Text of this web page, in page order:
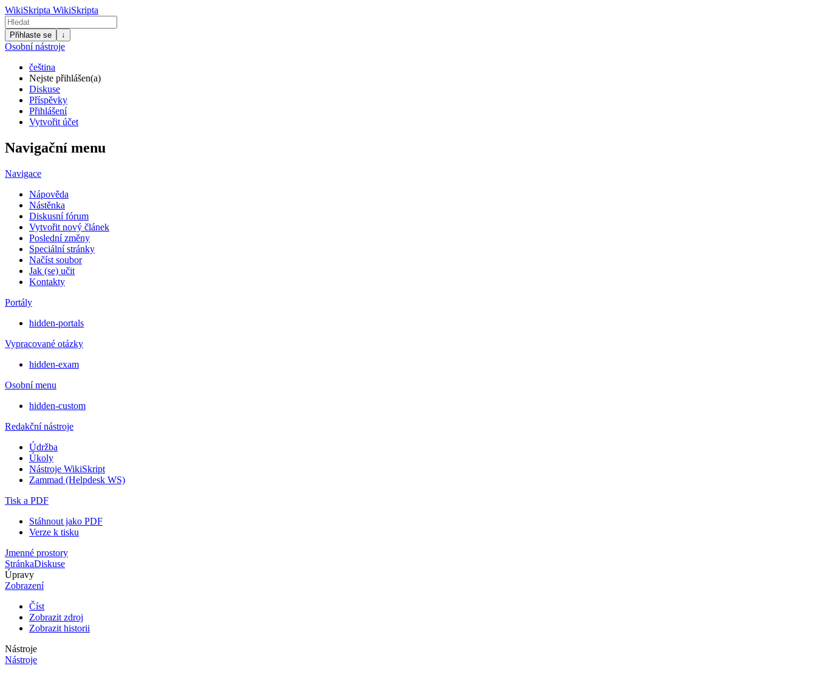
WikiSkripta WikiSkripta
Přihlaste se ↓
Osobní nástroje
čeština
Nejste přihlášen(a)
Diskuse
Příspěvky
Přihlášení
Vytvořit účet
Navigační menu
Navigace
Nápověda
Nástěnka
Diskusní fórum
Vytvořit nový článek
Poslední změny
Speciální stránky
Načíst soubor
Jak (se) učit
Kontakty
Portály
hidden-portals
Vypracované otázky
hidden-exam
Osobní menu
hidden-custom
Redakční nástroje
Údržba
Úkoly
Nástroje WikiSkript
Zammad (Helpdesk WS)
Tisk a PDF
Stáhnout jako PDF
Verze k tisku
Jmenné prostory
StránkaDiskuse
Úpravy
Zobrazení
Číst
Zobrazit zdroj
Zobrazit historii
Nástroje
Nástroje